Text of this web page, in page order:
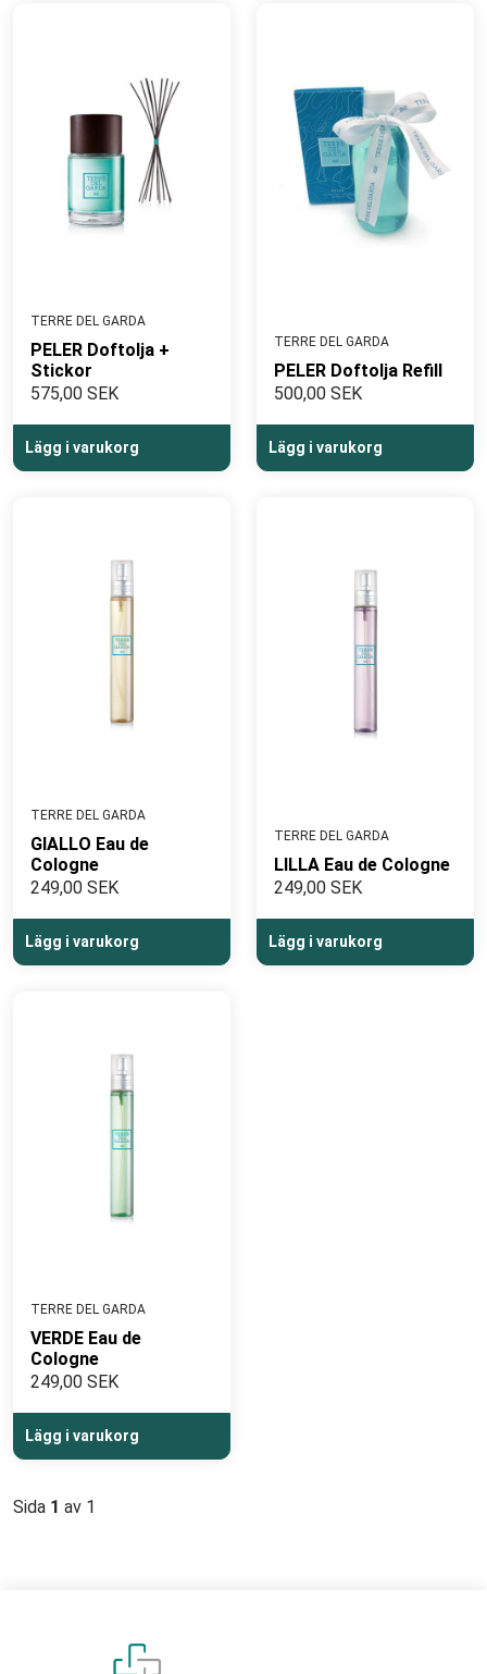
TERRE DEL GARDA
PELER Doftolja +
Stickor
575,00 SEK
Lägg i varukorg
TERRE DEL GARDA
PELER Doftolja Refill
500,00 SEK
Lägg i varukorg
TERRE DEL GARDA
GIALLO Eau de
Cologne
249,00 SEK
Lägg i varukorg
TERRE DEL GARDA
LILLA Eau de Cologne
249,00 SEK
Lägg i varukorg
TERRE DEL GARDA
VERDE Eau de
Cologne
249,00 SEK
Lägg i varukorg
Sida 1 av 1